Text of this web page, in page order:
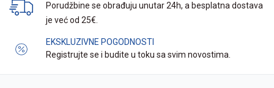
Porudžbine se obrađuju unutar 24h, a besplatna dostava
je već od 25€.
EKSKLUZIVNE POGODNOSTI
Registrujte se i budite u toku sa svim novostima.